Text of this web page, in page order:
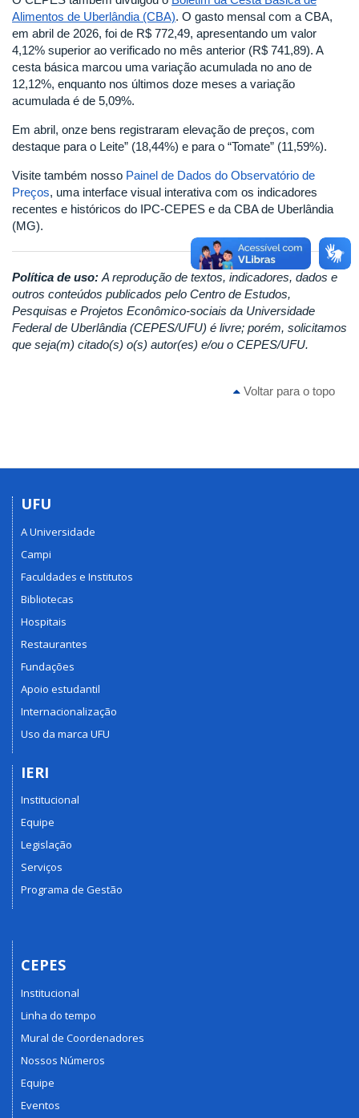
Alimentos de Uberlândia (CBA). O gasto mensal com a CBA,
em abril de 2026, foi de R$ 772,49, apresentando um valor
4,12% superior ao verificado no mês anterior (R$ 741,89). A
cesta básica marcou uma variação acumulada no ano de
12,12%, enquanto nos últimos doze meses a variação
acumulada é de 5,09%.
Em abril, onze bens registraram elevação de preços, com
destaque para o Leite” (18,44%) e para o “Tomate” (11,59%).
Visite também nosso Painel de Dados do Observatório de
Preços, uma interface visual interativa com os indicadores
recentes e históricos do IPC-CEPES e da CBA de Uberlândia
(MG).
Política de uso: A reprodução de textos, indicadores, dados e
outros conteúdos publicados pelo Centro de Estudos,
Pesquisas e Projetos Econômico-sociais da Universidade
Federal de Uberlândia (CEPES/UFU) é livre; porém, solicitamos
que seja(m) citado(s) o(s) autor(es) e/ou o CEPES/UFU.
Voltar para o topo
UFU
A Universidade
Campi
Faculdades e Institutos
Bibliotecas
Hospitais
Restaurantes
Fundações
Apoio estudantil
Internacionalização
Uso da marca UFU
IERI
Institucional
Equipe
Legislação
Serviços
Programa de Gestão
CEPES
Institucional
Linha do tempo
Mural de Coordenadores
Nossos Números
Equipe
Eventos